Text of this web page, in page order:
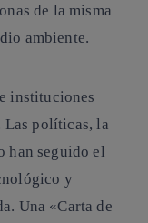
de la misma
ambiente.
instituciones
Las políticas, la
han seguido el
y
Una «Carta de